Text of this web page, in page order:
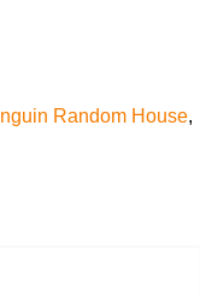
Random House,